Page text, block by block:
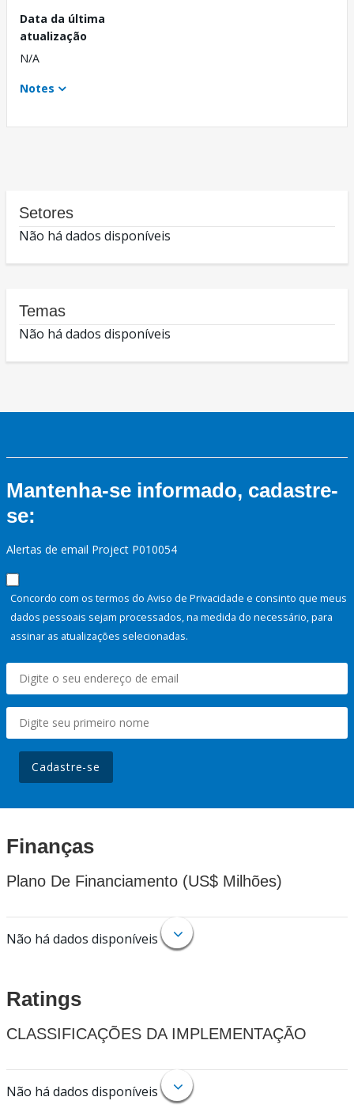
Data da última
atualização
N/A
Notes
Setores
Não há dados disponíveis
Temas
Não há dados disponíveis
Mantenha-se informado, cadastre-
se:
Alertas de email Project P010054
Concordo com os termos do Aviso de Privacidade e consinto que meus
dados pessoais sejam processados, na medida do necessário, para
assinar as atualizações selecionadas.
Cadastre-se
Finanças
Plano De Financiamento (US$ Milhões)
Não há dados disponíveis
Ratings
CLASSIFICAÇÕES DA IMPLEMENTAÇÃO
Não há dados disponíveis